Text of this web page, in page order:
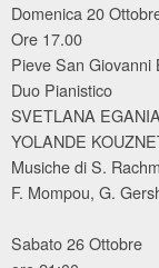
Domenica 20
Ore 17.00
Pieve San Giovanni
Duo Pianistico
SVETLANA
YOLANDE
Musiche di S.
F. Mompou, G.
Sabato 26 Ottobre